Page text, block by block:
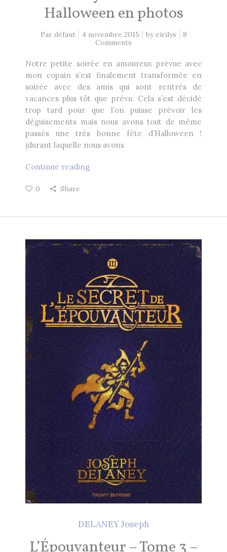
Halloween en photos
Par défaut 4 novembre 2015 byeirilys
8
Comments
Notre petite soirée en amoureux prévue avec
mon copain s’est finalement transformée en
soirée avec des amis qui sont rentrés de
vacances plus tôt que prévu. Cela s’est décidé
trop tard pour que l’on puisse prévoir les
déguisements mais nous avons tout de même
passés une très bonne fête d’Halloween !
(durant laquelle nous avons
Continue reading
0 Share
DELANEY Joseph
L’Épouvanteur – Tome 3 –